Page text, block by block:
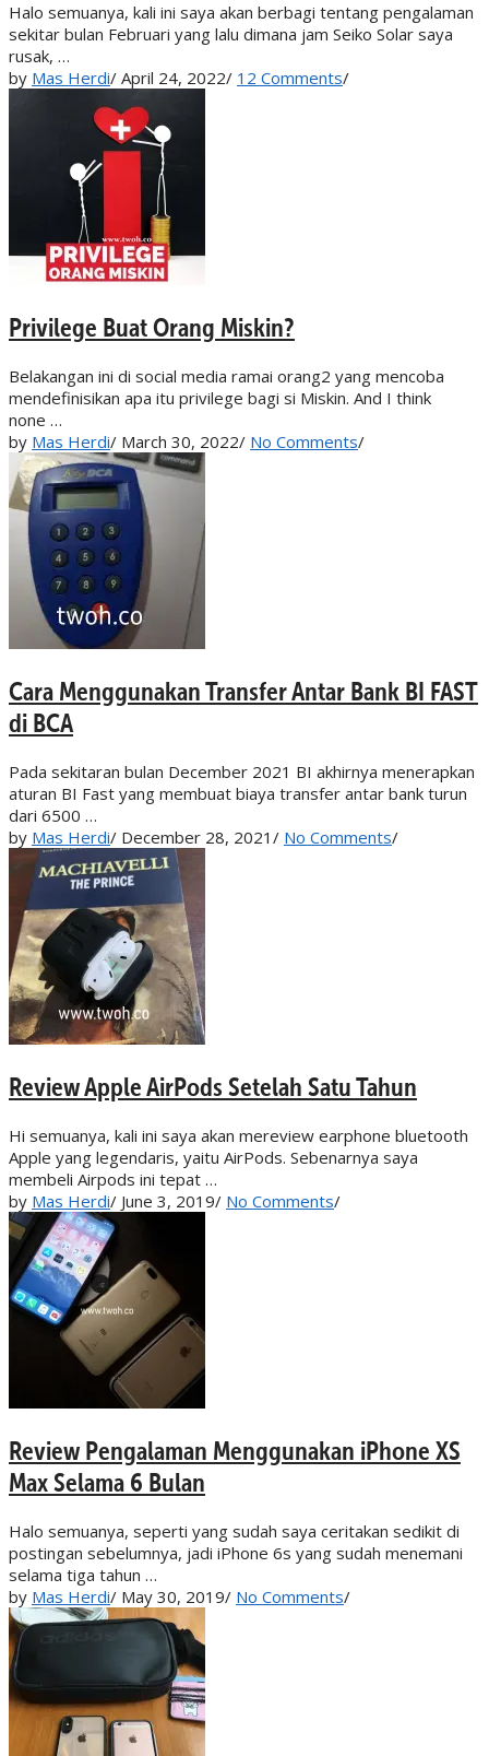
Halo semuanya, kali ini saya akan berbagi tentang pengalaman
sekitar bulan Februari yang lalu dimana jam Seiko Solar saya
rusak, …
by Mas Herdi/ April 24, 2022/ 12 Comments/
Privilege Buat Orang Miskin?
Belakangan ini di social media ramai orang2 yang mencoba
mendefinisikan apa itu privilege bagi si Miskin. And I think
none …
by Mas Herdi/ March 30, 2022/ No Comments/
Cara Menggunakan Transfer Antar Bank BI FAST
di BCA
Pada sekitaran bulan December 2021 BI akhirnya menerapkan
aturan BI Fast yang membuat biaya transfer antar bank turun
dari 6500 …
by Mas Herdi/ December 28, 2021 / No Comments/
Review Apple AirPods Setelah Satu Tahun
Hi semuanya, kali ini saya akan mereview earphone bluetooth
Apple yang legendaris, yaitu AirPods. Sebenarnya saya
membeli Airpods ini tepat …
by Mas Herdi/ June 3, 2019/ No Comments/
Review Pengalaman Menggunakan iPhone XS
Max Selama 6 Bulan
Halo semuanya, seperti yang sudah saya ceritakan sedikit di
postingan sebelumnya, jadi iPhone 6s yang sudah menemani
selama tiga tahun …
by Mas Herdi/ May 30, 2019/ No Comments/